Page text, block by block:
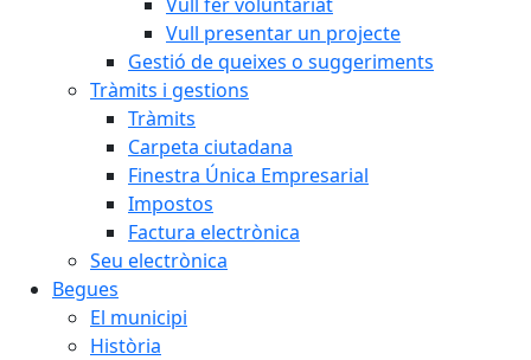
Vull presentar un projecte
Gestió de queixes o suggeriments
Tràmits i gestions
Tràmits
Carpeta ciutadana
Finestra Única Empresarial
Impostos
Factura electrònica
Seu electrònica
Begues
El municipi
Història